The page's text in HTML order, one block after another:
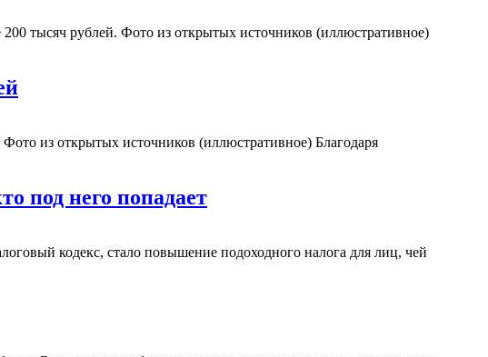
тысяч рублей. Фото из открытых источников (иллюстративное)
из открытых источников (иллюстративное) Благодаря
под него попадает
кодекс, стало повышение подоходного налога для лиц, чей